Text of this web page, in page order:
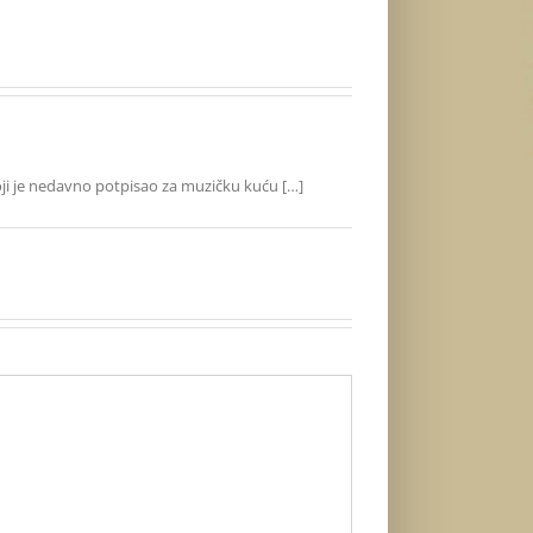
je nedavno potpisao za muzičku kuću […]